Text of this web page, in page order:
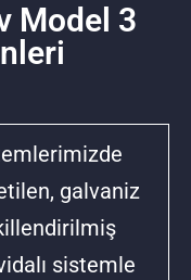
Model 3
galvaniz
sistemle